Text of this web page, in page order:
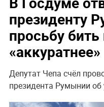
президенту
просьбу
«аккуратнее»
Депутат Чепа счёл
президента Румынии об